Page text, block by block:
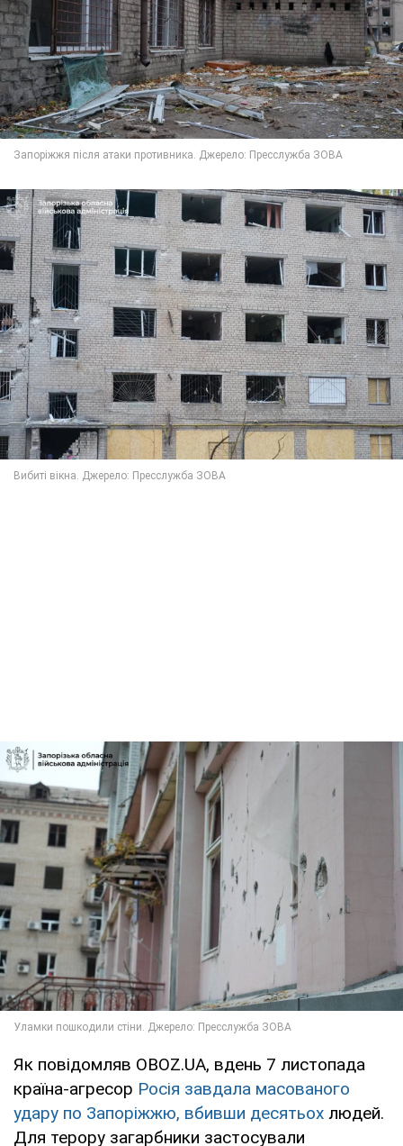
Як повідомляв OBOZ.UA, вдень 7 листопада
країна-агресор Росія завдала масованого
удару по Запоріжжю, вбивши десятьох людей.
Для терору загарбники застосували